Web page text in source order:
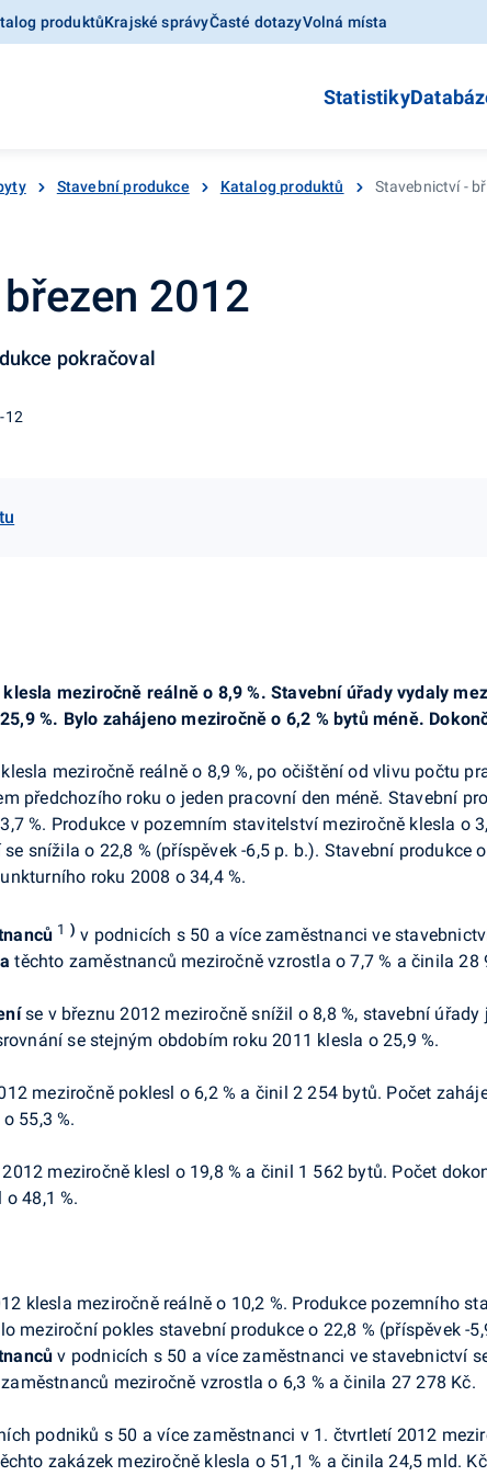
produktůKrajské správyČasté dotazyVolná místa
Statistiky
Stavební produkce Katalog produktů Stavebnictví -
2012
pokračoval
12
meziročně reálně o 8,9 %. Stavební úřady vydaly
%. Bylo zahájeno meziročně o 6,2 % bytů méně.
meziročně reálně o 8,9 %, po očištění od vlivu počtu
předchozího roku o jeden pracovní den méně. Stavební
%. Produkce v pozemním stavitelství meziročně klesla o
snížila o 22,8 % (příspěvek -6,5 p. b.). Stavební produkce
roku 2008 o 34,4 %.
1 ) v podnicích s 50 a více zaměstnanci ve
těchto zaměstnanců meziročně vzrostla o 7,7 % a činila 28
se v březnu 2012 meziročně snížil o 8,8 %, stavební
se stejným obdobím roku 2011 klesla o 25,9 %.
meziročně poklesl o 6,2 % a činil 2 254 bytů. Počet
55,3 %.
meziročně klesl o 19,8 % a činil 1 562 bytů. Počet
48,1 %.
klesla meziročně reálně o 10,2 %. Produkce pozemního
meziroční pokles stavební produkce o 22,8 % (příspěvek -
v podnicích s 50 a více zaměstnanci ve stavebnictví
meziročně vzrostla o 6,3 % a činila 27 278 Kč.
podniků s 50 a více zaměstnanci v 1. čtvrtletí 2012
zakázek meziročně klesla o 51,1 % a činila 24,5 mld.